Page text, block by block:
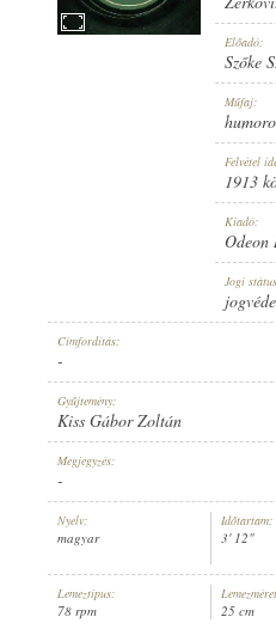
ELŐADÓ: , SOLTI
1913 KÖRÜL
NO. 307008.
Előadó:
Szőke
Műfaj:
Felvétel
1913
Kiadó:
Odeon
Jogi
Címfordítás:
-
Gyűjtemény:
Kiss Gábor Zoltán
Megjegyzés:
-
Nyelv:
magyar
Időtartam:
3' 12"
Lemeztípus:
78 rpm 25 cm